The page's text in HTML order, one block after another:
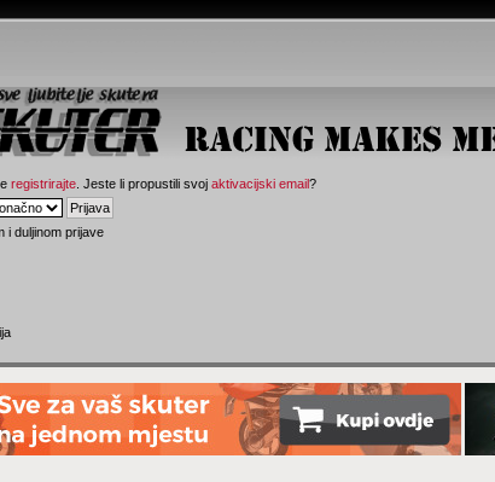
registrirajte . Jeste li propustili svojaktivacijski email?
i duljinom prijave